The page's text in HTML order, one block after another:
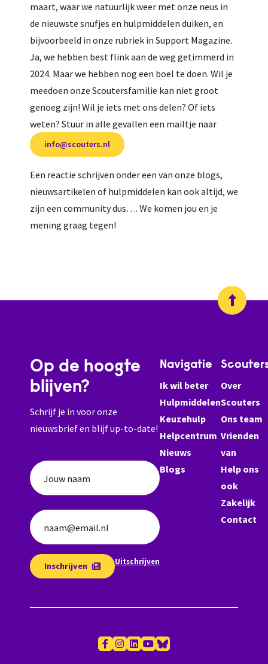
maart, waar we natuurlijk weer met onze neus in
de nieuwste snufjes en hulpmiddelen duiken, en
bijvoorbeeld in onze rubriek in Support Magazine.
Ja, we hebben best flink aan de weg getimmerd in
2024. Maar we hebben nog een boel te doen. Wil je
meedoen onze Scoutersfamilie kan niet groot
genoeg zijn! Wil je iets met ons delen? Of iets
weten? Stuur in alle gevallen een mailtje naar
info@scouters.nl
Een reactie schrijven onder een van onze blogs,
nieuwsartikelen of hulpmiddelen kan ook altijd, we
zijn een community dus…. We komen jou en je
mening graag tegen!
Op de hoogte
blijven?
Schrijf je in voor onze
nieuwsbrief en blijf up-to-date!
Jouw naam
naam@email.nl
Inschrijven Uitschrijven
Navigatie
Ik wil beter
Hulpmiddelen
Keuzehulp
Helpcentrum
Nieuws
Blogs
Over
Scouters
Ons team
Vrienden
van
Help ons
ook
Zakelijk
Contact